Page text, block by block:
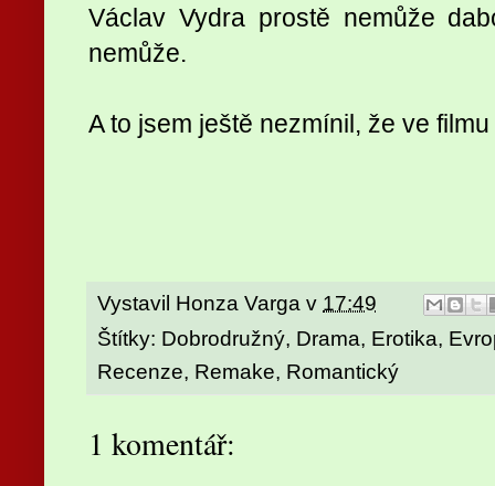
Václav Vydra prostě nemůže
nemůže.
A to jsem ještě nezmínil, že ve
Vystavil Honza Varga v 17:49
Štítky: Dobrodružný, Drama, Erotika,
Recenze, Remake, Romantický
1 komentář: